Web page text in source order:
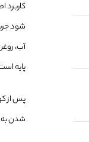
شود
آب،
پایه
پس از
شدن به